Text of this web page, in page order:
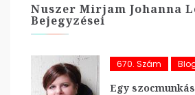
Nuszer Mirjam Johanna
Bejegyzései
670. Szám
Egy